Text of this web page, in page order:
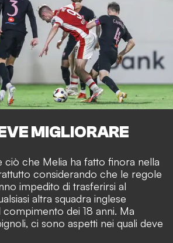
MIGLIORARE
ciò che Melia ha fatto finora nella
considerando che le regole
impedito di trasferirsi al
altra squadra inglese
compimento dei 18 anni. Ma
ci sono aspetti nei quali deve